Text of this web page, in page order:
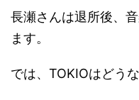
長瀬さんは退所後、
ます。
では、TOKIOはどう